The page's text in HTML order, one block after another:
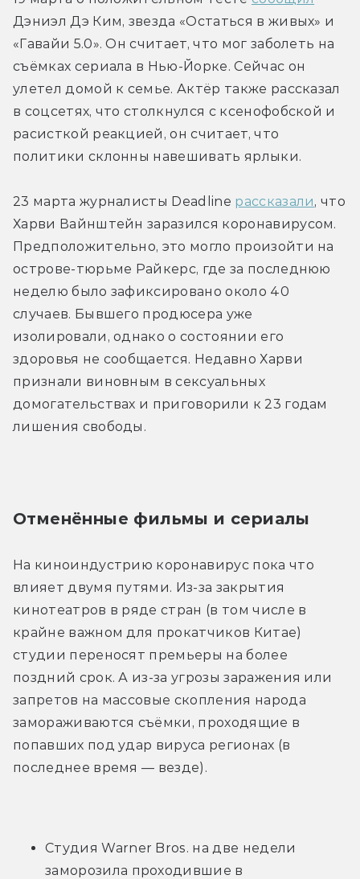
Дэниэл Дэ Ким, звезда «Остаться в живых» и
«Гавайи 5.0». Он считает, что мог заболеть на
съёмках сериала в Нью-Йорке. Сейчас он
улетел домой к семье. Актёр также рассказал
в соцсетях, что столкнулся с ксенофобской и
расисткой реакцией, он считает, что
политики склонны навешивать ярлыки.
23 марта журналисты Deadline рассказали, что
Харви Вайнштейн заразился коронавирусом.
Предположительно, это могло произойти на
острове-тюрьме Райкерс, где за последнюю
неделю было зафиксировано около 40
случаев. Бывшего продюсера уже
изолировали, однако о состоянии его
здоровья не сообщается. Недавно Харви
признали виновным в сексуальных
домогательствах и приговорили к 23 годам
лишения свободы.
Отменённые фильмы и сериалы
На киноиндустрию коронавирус пока что
влияет двумя путями. Из-за закрытия
кинотеатров в ряде стран (в том числе в
крайне важном для прокатчиков Китае)
студии переносят премьеры на более
поздний срок. А из-за угрозы заражения или
запретов на массовые скопления народа
замораживаются съёмки, проходящие в
попавших под удар вируса регионах (в
последнее время — везде).
Студия Warner Bros. на две недели
заморозила проходившие в